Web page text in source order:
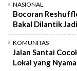
NASIONAL
Bocoran
Bakal Dilantik
KOMUNITAS
Jalan Santai
Lokal yang